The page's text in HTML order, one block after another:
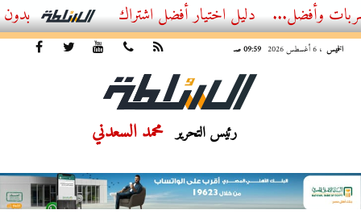
أفضل اشتراك IPTV بدون تقطيع 2026 – دليل المشاهد العصري
الخميس ، 6 أغسطس 2026 09:59 صـ
رئيس التحرير محمد السعدني